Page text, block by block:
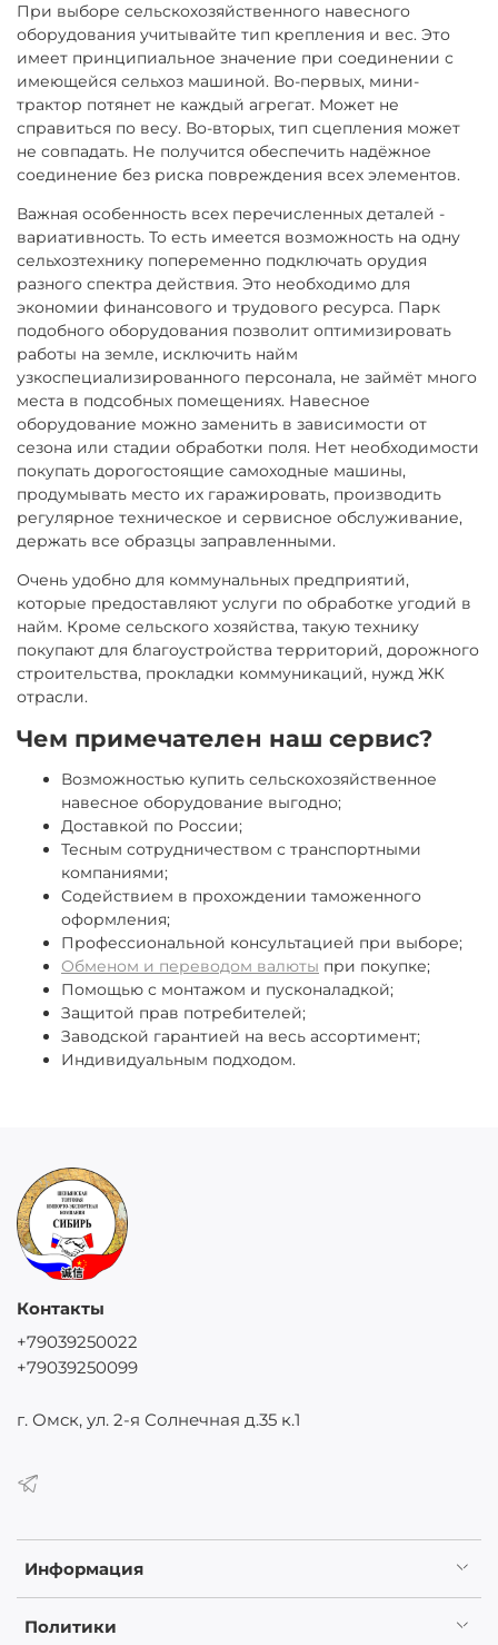
При выборе сельскохозяйственного навесного
оборудования учитывайте тип крепления и вес. Это
имеет принципиальное значение при соединении с
имеющейся сельхоз машиной. Во-первых, мини-
трактор потянет не каждый агрегат. Может не
справиться по весу. Во-вторых, тип сцепления может
не совпадать. Не получится обеспечить надёжное
соединение без риска повреждения всех элементов.
Важная особенность всех перечисленных деталей -
вариативность. То есть имеется возможность на одну
сельхозтехнику попеременно подключать орудия
разного спектра действия. Это необходимо для
экономии финансового и трудового ресурса. Парк
подобного оборудования позволит оптимизировать
работы на земле, исключить найм
узкоспециализированного персонала, не займёт много
места в подсобных помещениях. Навесное
оборудование можно заменить в зависимости от
сезона или стадии обработки поля. Нет необходимости
покупать дорогостоящие самоходные машины,
продумывать место их гаражировать, производить
регулярное техническое и сервисное обслуживание,
держать все образцы заправленными.
Очень удобно для коммунальных предприятий,
которые предоставляют услуги по обработке угодий в
найм. Кроме сельского хозяйства, такую технику
покупают для благоустройства территорий, дорожного
строительства, прокладки коммуникаций, нужд ЖК
отрасли.
Чем примечателен наш сервис?
Возможностью купить сельскохозяйственное
навесное оборудование выгодно;
Доставкой по России;
Тесным сотрудничеством с транспортными
компаниями;
Содействием в прохождении таможенного
оформления;
Профессиональной консультацией при выборе;
Обменом и переводом валюты при покупке;
Помощью с монтажом и пусконаладкой;
Защитой прав потребителей;
Заводской гарантией на весь ассортимент;
Индивидуальным подходом.
Информация
Политики
Контакты
+79039250022
+79039250099
г. Омск, ул. 2-я Солнечная д.35 к.1